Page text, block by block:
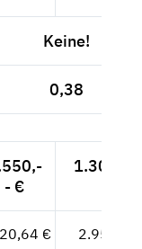
Keine!
0,38
- €
€ 2.958,52